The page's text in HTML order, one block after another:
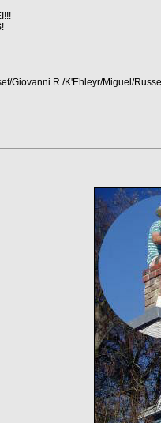
Giovanni R./K'Ehleyr/Miguel/